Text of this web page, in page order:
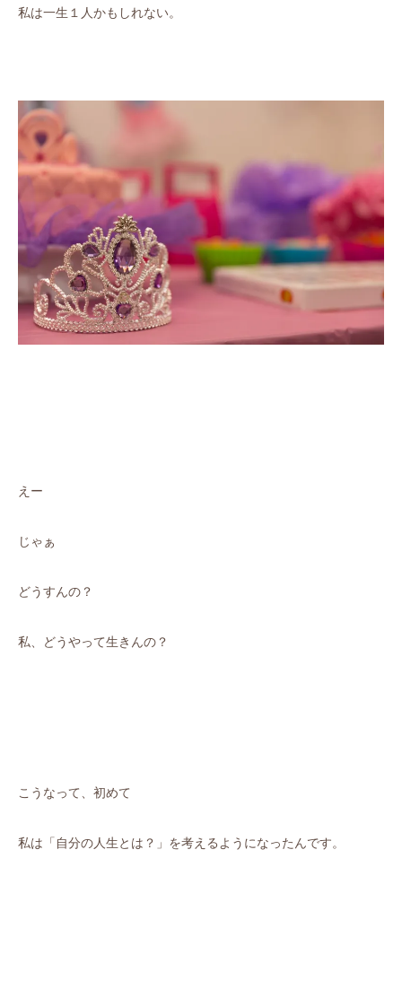
私は一生１人かもしれない。
えー
じゃぁ
どうすんの？
私、どうやって生きんの？
こうなって、初めて
私は「自分の人生とは？」を考えるようになったんです。